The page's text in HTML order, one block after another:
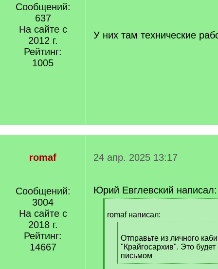
Сообщений:
637
На сайте с
2012 г.
Рейтинг:
1005
У них там технические
romaf
Сообщений:
3004
На сайте с
2018 г.
Рейтинг:
14667
24 апр. 2025 13:17
Юрий Евглевский написал:
q
romaf написал:
q
]
Отправьте из личного
"Крайгосархив". Это
письмом
[